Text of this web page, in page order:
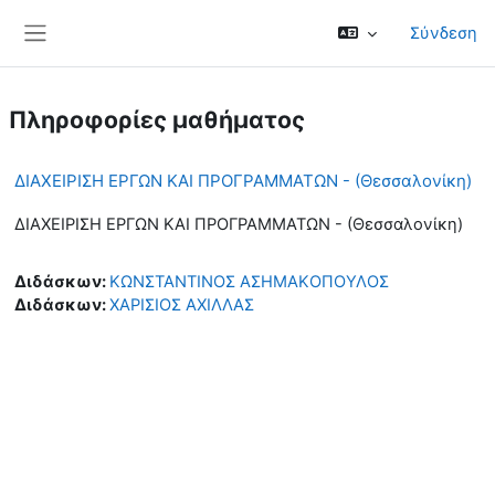
Σύνδεση
Πληροφορίες μαθήματος
ΔΙΑΧΕΙΡΙΣΗ ΕΡΓΩΝ ΚΑΙ ΠΡΟΓΡΑΜΜΑΤΩΝ - (Θεσσαλονίκη)
ΔΙΑΧΕΙΡΙΣΗ ΕΡΓΩΝ ΚΑΙ ΠΡΟΓΡΑΜΜΑΤΩΝ - (Θεσσαλονίκη)
Διδάσκων: ΚΩΝΣΤΑΝΤΙΝΟΣ ΑΣΗΜΑΚΟΠΟΥΛΟΣ
Διδάσκων:ΧΑΡΙΣΙΟΣ ΑΧΙΛΛΑΣ